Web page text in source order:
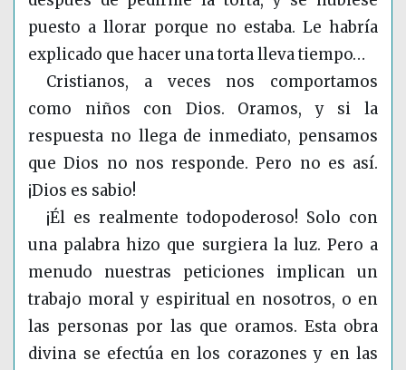
puesto a llorar porque no estaba. Le habría
explicado que hacer una torta lleva tiempo…
Cristianos, a veces nos comportamos
como niños con Dios. Oramos, y si la
respuesta no llega de inmediato, pensamos
que Dios no nos responde. Pero no es así.
¡Dios es sabio!
¡Él es realmente todopoderoso! Solo con
una palabra hizo que surgiera la luz. Pero a
menudo nuestras peticiones implican un
trabajo moral y espiritual en nosotros, o en
las personas por las que oramos. Esta obra
divina se efectúa en los corazones y en las